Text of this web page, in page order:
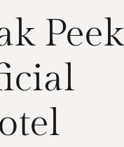
Peek